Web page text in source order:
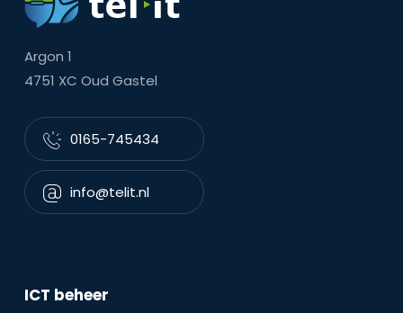
Argon 1
4751 XC Oud Gastel
0165-745434
info@telit.nl
ICT beheer